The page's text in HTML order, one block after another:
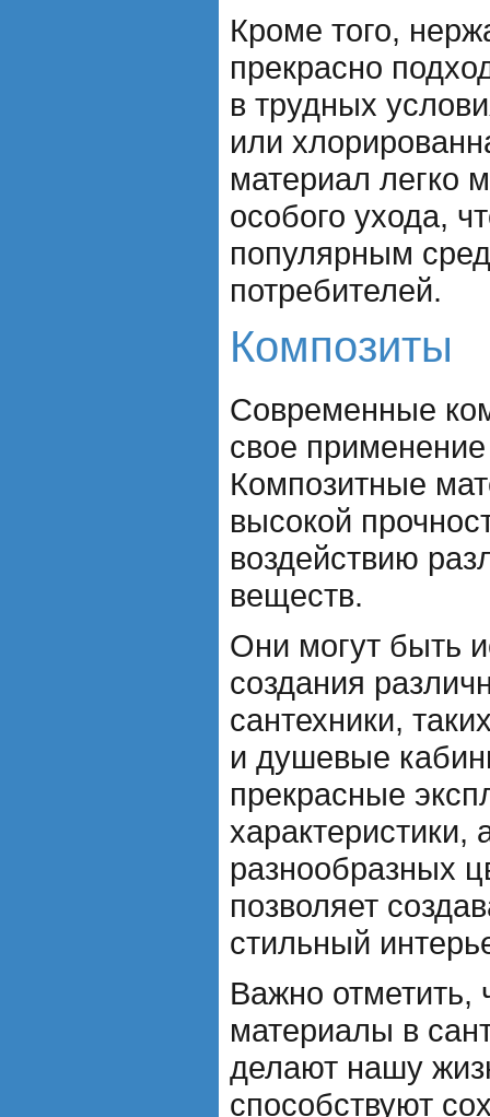
Кроме того,
прекрасно
в трудных
или
материал легко
особого ухода,
популярным
потребителей.
Композиты
Современные
свое
Композитные
высокой
воздействию
веществ.
Они могут быть
создания
сантехники,
и душевые
прекрасные
характеристики,
разнообразных
позволяет
стильный
Важно отметить,
материалы в
делают нашу
способствуют